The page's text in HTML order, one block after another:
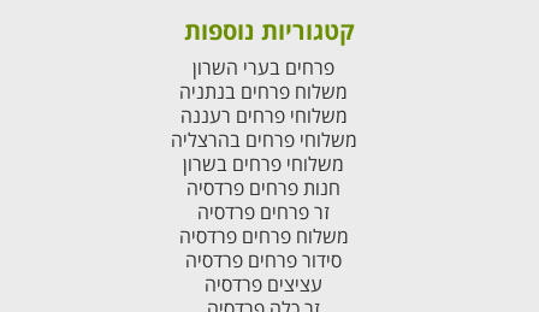
קטגוריות נוספות
פרחים בערי השרון
משלוח פרחים בנתניה
משלוחי פרחים רעננה
משלוחי פרחים בהרצליה
משלוחי פרחים בשרון
חנות פרחים פרדסיה
זר פרחים פרדסיה
משלוח פרחים פרדסיה
סידור פרחים פרדסיה
עציצים פרדסיה